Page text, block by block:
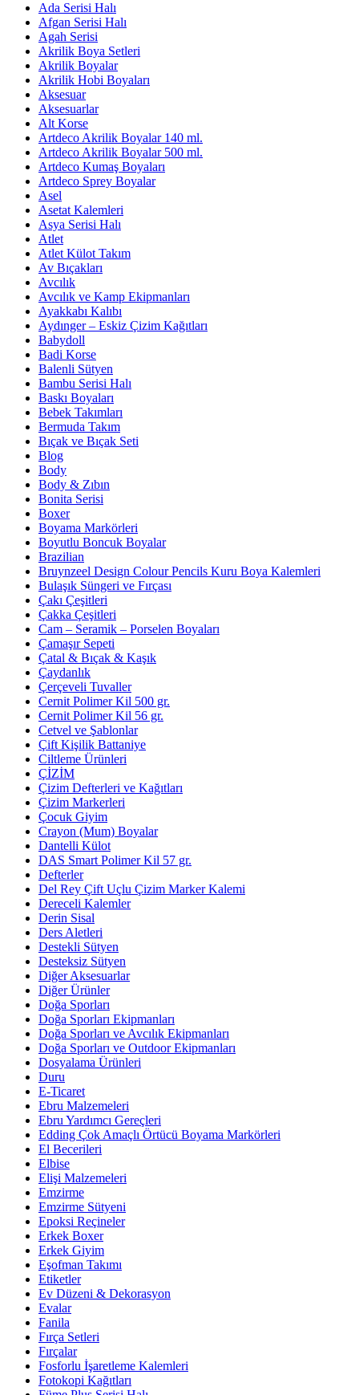
Ada Serisi Halı
Afgan Serisi Halı
Agah Serisi
Akrilik Boya Setleri
Akrilik Boyalar
Akrilik Hobi Boyaları
Aksesuar
Aksesuarlar
Alt Korse
Artdeco Akrilik Boyalar 140 ml.
Artdeco Akrilik Boyalar 500 ml.
Artdeco Kumaş Boyaları
Artdeco Sprey Boyalar
Asel
Asetat Kalemleri
Asya Serisi Halı
Atlet
Atlet Külot Takım
Av Bıçakları
Avcılık
Avcılık ve Kamp Ekipmanları
Ayakkabı Kalıbı
Aydınger – Eskiz Çizim Kağıtları
Babydoll
Badi Korse
Balenli Sütyen
Bambu Serisi Halı
Baskı Boyaları
Bebek Takımları
Bermuda Takım
Bıçak ve Bıçak Seti
Blog
Body
Body & Zıbın
Bonita Serisi
Boxer
Boyama Markörleri
Boyutlu Boncuk Boyalar
Brazilian
Bruynzeel Design Colour Pencils Kuru Boya Kalemleri
Bulaşık Süngeri ve Fırçası
Çakı Çeşitleri
Çakka Çeşitleri
Cam – Seramik – Porselen Boyaları
Çamaşır Sepeti
Çatal & Bıçak & Kaşık
Çaydanlık
Çerçeveli Tuvaller
Cernit Polimer Kil 500 gr.
Cernit Polimer Kil 56 gr.
Cetvel ve Şablonlar
Çift Kişilik Battaniye
Ciltleme Ürünleri
ÇİZİM
Çizim Defterleri ve Kağıtları
Çizim Markerleri
Çocuk Giyim
Crayon (Mum) Boyalar
Dantelli Külot
DAS Smart Polimer Kil 57 gr.
Defterler
Del Rey Çift Uçlu Çizim Marker Kalemi
Dereceli Kalemler
Derin Sisal
Ders Aletleri
Destekli Sütyen
Desteksiz Sütyen
Diğer Aksesuarlar
Diğer Ürünler
Doğa Sporları
Doğa Sporları Ekipmanları
Doğa Sporları ve Avcılık Ekipmanları
Doğa Sporları ve Outdoor Ekipmanları
Dosyalama Ürünleri
Duru
E-Ticaret
Ebru Malzemeleri
Ebru Yardımcı Gereçleri
Edding Çok Amaçlı Örtücü Boyama Markörleri
El Becerileri
Elbise
Elişi Malzemeleri
Emzirme
Emzirme Sütyeni
Epoksi Reçineler
Erkek Boxer
Erkek Giyim
Eşofman Takımı
Etiketler
Ev Düzeni & Dekorasyon
Evalar
Fanila
Fırça Setleri
Fırçalar
Fosforlu İşaretleme Kalemleri
Fotokopi Kağıtları